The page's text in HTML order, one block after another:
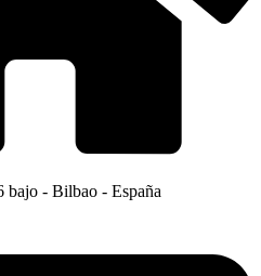
bajo - Bilbao - España